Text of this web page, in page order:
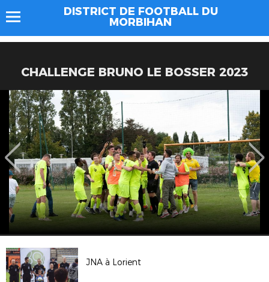
DISTRICT DE FOOTBALL DU
MORBIHAN
CHALLENGE BRUNO LE BOSSER 2023
JNA à Lorient